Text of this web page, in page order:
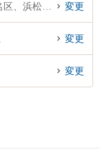
変更
変更
変更